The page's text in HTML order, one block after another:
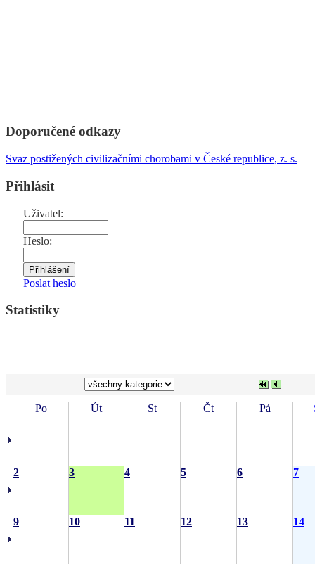
Doporučené odkazy
Svaz postižených civilizačními chorobami v České republice, z. s.
Přihlásit
Uživatel:
Heslo:
Poslat heslo
Statistiky
Po Út St Čt Pá
2 3 4 5 6 7
9 10 11 12 13 14